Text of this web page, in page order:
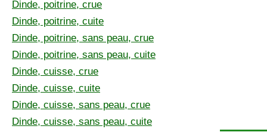
Dinde, poitrine, crue
Dinde, poitrine, cuite
Dinde, poitrine, sans peau, crue
Dinde, poitrine, sans peau, cuite
Dinde, cuisse, crue
Dinde, cuisse, cuite
Dinde, cuisse, sans peau, crue
Dinde, cuisse, sans peau, cuite